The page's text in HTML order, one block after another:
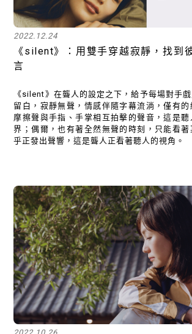
2022.12.24
《silent》：用雙手穿越寂靜，找到
言
《silent》在聾人的設定之下，給予每場對手
留白，寂靜無聲，情感伴隨字幕流淌，僅有
摩擦聲與手指、手掌相互拍擊的聲音，這是
界；偶爾，也有著全然無聲的時刻，只能看
乎正發出聲響，這是聾人正看著聽人的視角。